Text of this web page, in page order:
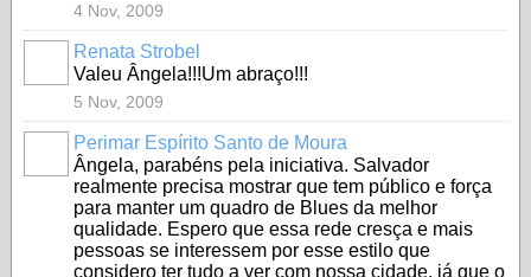
4 Nov, 2009
Renata Strobel
Valeu Ângela!!!Um abraço!!!
5 Nov, 2009
Perimar Espírito Santo de Moura
Ângela, parabéns pela iniciativa. Salvador
realmente precisa mostrar que tem público e força
para manter um quadro de Blues da melhor
qualidade. Espero que essa rede cresça e mais
pessoas se interessem por esse estilo que
considero ter tudo a ver com nossa cidade, já que o